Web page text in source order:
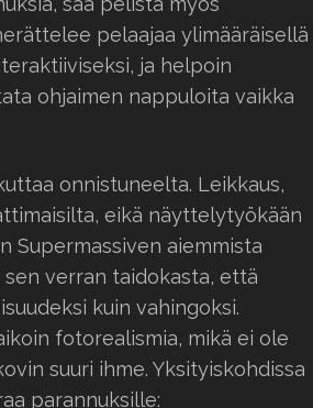
pelaajaa ylimääräisellä
ja helpoin
ohjaimen nappuloita vaikka
onnistuneelta. Leikkaus,
eikä näyttelytyökään
Supermassiven aiemmista
verran taidokasta, että
kuin vahingoksi.
fotorealismia, mikä ei ole
suuri ihme. Yksityiskohdissa
parannuksille: